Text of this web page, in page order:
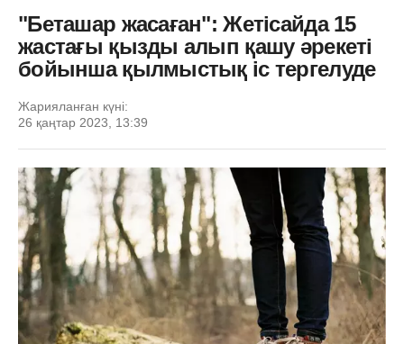
"Беташар жасаған": Жетісайда 15
жастағы қызды алып қашу әрекеті
бойынша қылмыстық іс тергелуде
Жарияланған күні:
26 қаңтар 2023, 13:39